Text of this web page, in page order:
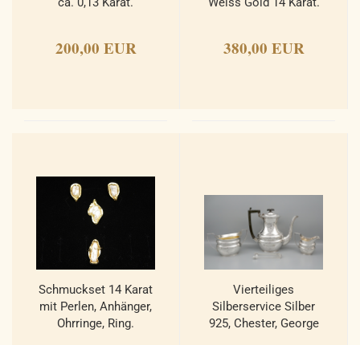
200,00 EUR 380,00 EUR
Schmuckset 14 Karat
mit Perlen, Anhänger,
Ohrringe, Ring.
Vierteiliges
Silberservice Silber
925, Chester, George